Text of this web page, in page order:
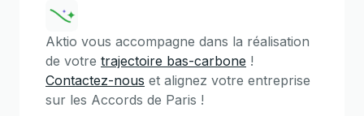
Aktio vous accompagne dans la réalisation
de votre trajectoire bas-carbone !
Contactez-nous et alignez votre entreprise
sur les Accords de Paris !